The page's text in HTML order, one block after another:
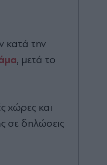
κατά την
, μετά το
χώρες και
σε δηλώσεις